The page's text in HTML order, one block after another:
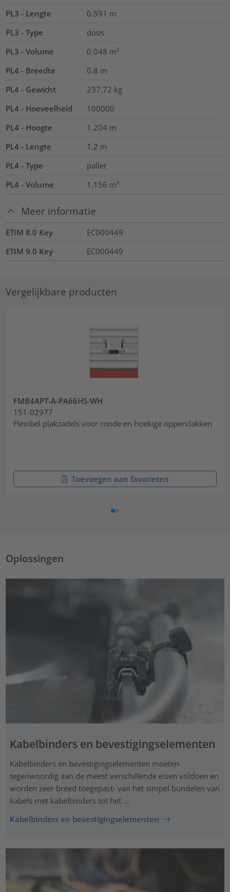
PL3 - Lengte 0.591 m
PL3 - Type
doos
PL3 - Volume
0.048 m³
PL4 - Breedte
0.8 m
PL4 - Gewicht
237.72 kg
PL4 - Hoeveelheid
100000
PL4 - Hoogte
1.204 m
PL4 - Lengte
1.2 m
PL4 - Type
pallet
PL4 - Volume
1.156 m³
Meer informatie
ETIM 8.0 Key
EC000449
ETIM 9.0 Key
EC000449
Vergelijkbare producten
FMB4APT-A-PA66HS-WH
151-02977
Flexibel plakzadels voor ronde en hoekige oppervlakken
Toevoegen aan favorieten
Oplossingen
Kabelbinders en bevestigingselementen
Kabelbinders en bevestigingselementen moeten
tegenwoordig aan de meest verschillende eisen voldoen en
worden zeer breed toegepast- van het simpel bundelen van
kabels met kabelbinders tot het ...
Kabelbinders en bevestigingselementen